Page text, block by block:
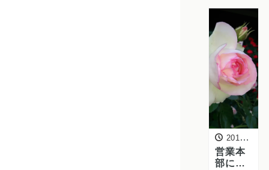
木」を
ます
2015年5月11日
営業本
部にピ